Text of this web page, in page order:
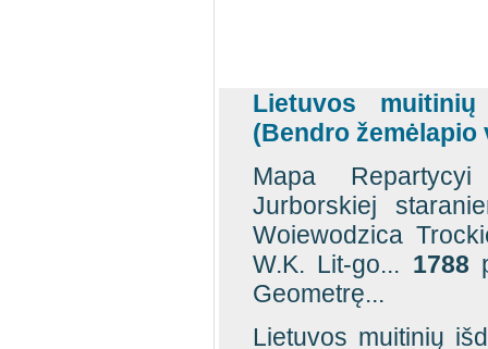
Lietuvos muitinių
(Bendro žemėlapio
Mapa
Jurborskiej
Woiewodzica
W.K. Lit-go... 1788
Geometrę...
Lietuvos muitinių